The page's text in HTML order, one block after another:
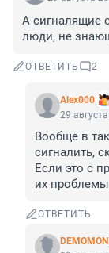
А сигналящие
люди, не
ОТВЕТИТЬ 2
Alex000
29
Вообще в
сигналить,
Если это с
их
ОТВЕТИТЬ
DEMOMON